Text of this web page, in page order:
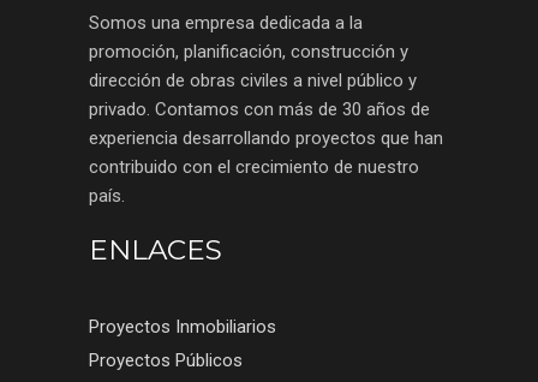
Somos una empresa dedicada a la
promoción, planificación, construcción y
dirección de obras civiles a nivel público y
privado. Contamos con más de 30 años de
experiencia desarrollando proyectos que han
contribuido con el crecimiento de nuestro
país.
ENLACES
Proyectos Inmobiliarios
Proyectos Públicos